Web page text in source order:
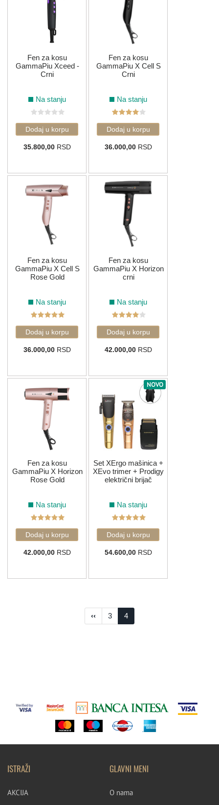
Fen za kosu
GammaPiu Xceed -
Crni
Na stanju
35.800,00RSD
Fen za kosu
GammaPiu X Cell S
Crni
Na stanju
36.000,00RSD
Fen za kosu
GammaPiu X Cell S
Rose Gold
Na stanju
36.000,00RSD
Fen za kosu
GammaPiu X Horizon
crni
Na stanju
42.000,00RSD
Fen za kosu
GammaPiu X Horizon
Rose Gold
Na stanju
42.000,00RSD
NOVO
Set XErgo mašinica +
XEvo trimer + Prodigy
električni brijač
Na stanju
54.600,00RSD
‹‹ 3 4
ISTRAŽI
AKCIJA
GLAVNI MENI
O nama